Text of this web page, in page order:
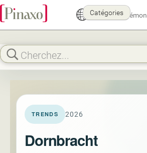
Mode
Catégories
TRENDS 2026
Dornbracht